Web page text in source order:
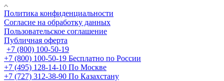
Политика конфиденциальности
Согласие на обработку данных
Пользовательское соглашение
Публичная оферта
+7 (800) 100-50-19
+7 (800) 100-50-19 Бесплатно по России
+7 (495) 128-14-10 По Москве
+7 (727) 312-38-90 По Казахстану